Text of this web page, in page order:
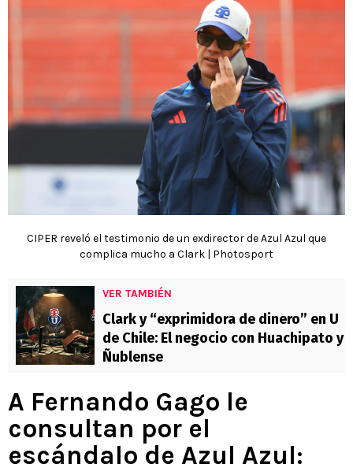
CIPER reveló el testimonio de un exdirector de Azul Azul que
complica mucho a Clark | Photosport
VER TAMBIÉN
Clark y “exprimidora de dinero” en U
de Chile: El negocio con Huachipato y
Ñublense
A Fernando Gago le
consultan por el
escándalo de Azul Azul: